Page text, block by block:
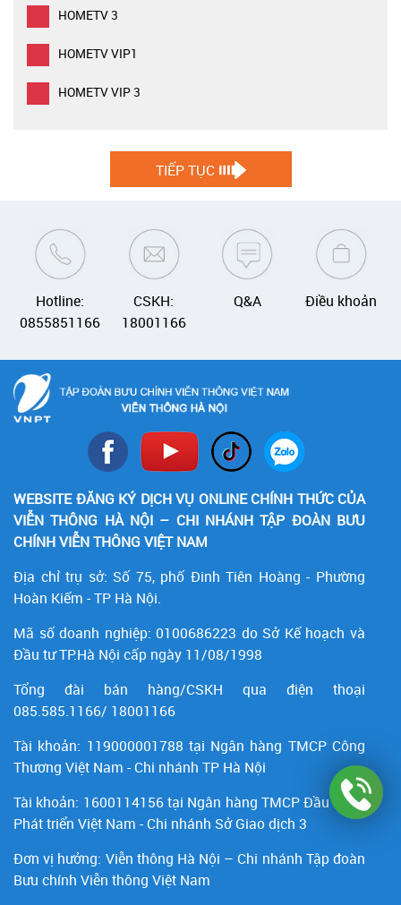
HOMETV 3
HOMETV VIP1
HOMETV VIP 3
TIẾP TỤC
Hotline:
0855851166
CSKH:
18001166
Q&A Điều khoản
WEBSITE ĐĂNG KÝ DỊCH VỤ ONLINE CHÍNH THỨC CỦA
VIỄN THÔNG HÀ NỘI – CHI NHÁNH TẬP ĐOÀN BƯU
CHÍNH VIỄN THÔNG VIỆT NAM
Địa chỉ trụ sở: Số 75, phố Đinh Tiên Hoàng - Phường
Hoàn Kiếm - TP Hà Nội.
Mã số doanh nghiệp:0100686223 do Sở Kế hoạch và
Đầu tư TP.Hà Nội cấp ngày 11/08/1998
Tổng đài bán hàng/CSKH qua điện thoại
085.585.1166/ 18001166
Tài khoản: 119000001788 tại Ngân hàng TMCP Công
Thương Việt Nam - Chi nhánh TP Hà Nội
Tài khoản: 1600114156tại Ngân hàng TMCP Ðầu tư và
Phát triển Việt Nam - Chi nhánh Sở Giao dịch 3
Đơn vị hưởng: Viễn thông Hà Nội – Chi nhánh Tập đoàn
Bưu chính Viễn thông Việt Nam